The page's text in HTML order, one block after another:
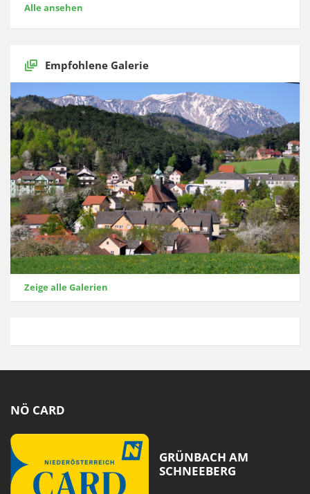
Alle ansehen
Empfohlene Galerie
Zeige alle Galerien
NÖ CARD
GRÜNBACH AM
SCHNEEBERG